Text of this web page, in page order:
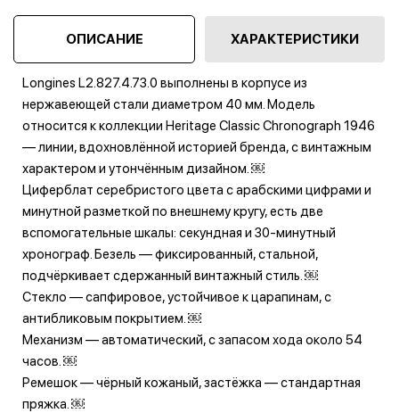
ОПИСАНИЕ ХАРАКТЕРИСТИКИ
Longines L2.827.4.73.0 выполнены в корпусе из
нержавеющей стали диаметром 40 мм. Модель
относится к коллекции Heritage Classic Chronograph 1946
— линии, вдохновлённой историей бренда, с винтажным
характером и утончённым дизайном. ￼
Циферблат серебристого цвета с арабскими цифрами и
минутной разметкой по внешнему кругу, есть две
вспомогательные шкалы: секундная и 30‑минутный
хронограф. Безель — фиксированный, стальной,
подчёркивает сдержанный винтажный стиль. ￼
Стекло — сапфировое, устойчивое к царапинам, с
антибликовым покрытием. ￼
Механизм — автоматический, с запасом хода около 54
часов. ￼
Ремешок — чёрный кожаный, застёжка — стандартная
пряжка. ￼